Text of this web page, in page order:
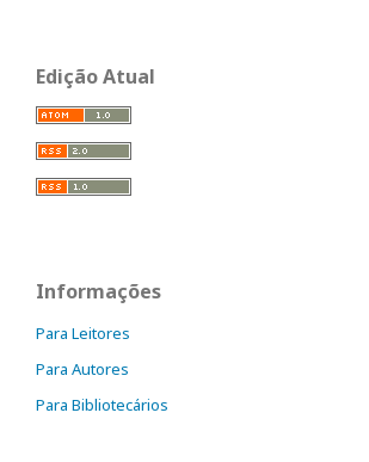
Edição Atual
Informações
Para Leitores
Para Autores
Para Bibliotecários